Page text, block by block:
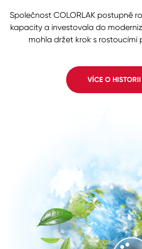
Společnost COLORLAK postupně
kapacity a investovala do
mohla držet krok s rostoucími
VÍCE O HISTORII